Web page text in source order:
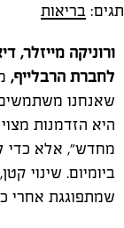
תגים: בריאות
ורוניקה מייזלר,
לחברת הרבלייף,
שאנחנו
היא הזדמנות
מחדש”, אלא כדי
ביומיום. שינוי
שמתפוגגת אחרי